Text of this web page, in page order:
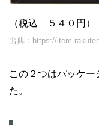
（税込 ５４０円）
出典：https://
この２つはパッケ
た。